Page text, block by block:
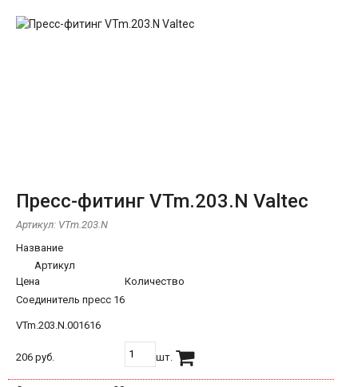
Пресс-фитинг VTm.203.N Valtec
Артикул: VTm.203.N
Название
Артикул
Цена
Количество
Соединитель пресс 16
VTm.203.N.001616
206 руб. шт.